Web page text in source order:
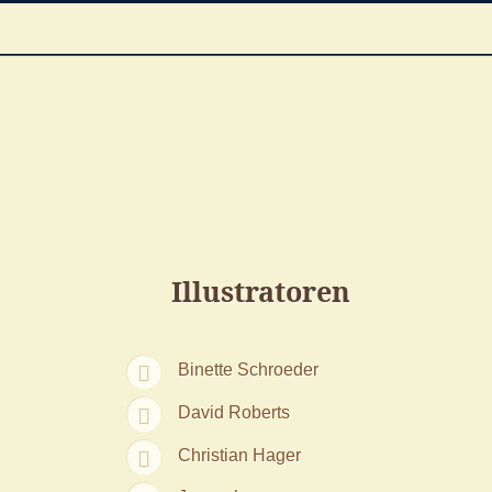
Illustratoren
Binette Schroeder
David Roberts
Christian Hager